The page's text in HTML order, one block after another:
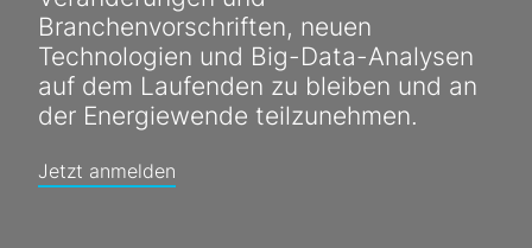
Branchenvorschriften, neuen
Technologien und Big-Data-Analysen
auf dem Laufenden zu bleiben und an
der Energiewende teilzunehmen.
Jetzt anmelden